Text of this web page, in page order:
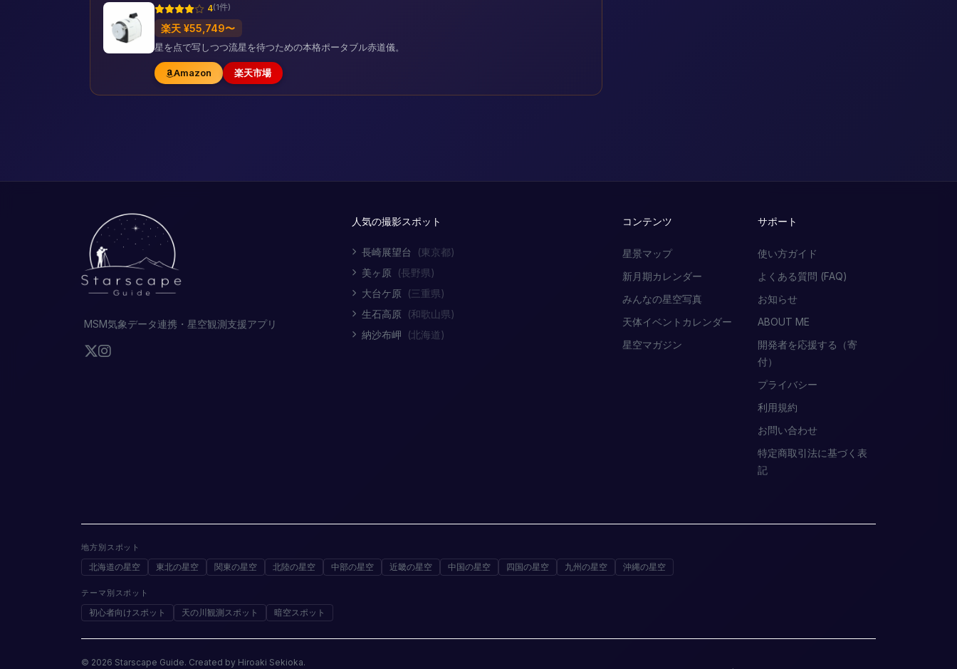
4(1件)
楽天 ¥55,749〜
星を点で写しつつ流星を待つための本格ポータブル赤道儀。
Amazon 楽天市場
MSM気象データ連携・星空観測支援アプリ
人気の撮影スポット
長崎展望台
(東京都)
美ヶ原 (長野県)
大台ケ原 (三重県)
生石高原 (和歌山県)
納沙布岬
(北海道)
コンテンツ
星景マップ
新月期カレンダー
みんなの星空写真
天体イベントカレンダー
星空マガジン
サポート
使い方ガイド
よくある質問 (FAQ)
お知らせ
ABOUT ME
開発者を応援する（寄
付）
プライバシー
利用規約
お問い合わせ
特定商取引法に基づく表
記
地方別スポット
北海道の星空 東北の星空 関東の星空 北陸の星空 中部の星空 近畿の星空 中国の星空 四国の星空 九州の星空 沖縄の星空
テーマ別スポット
初心者向けスポット 天の川観測スポット 暗空スポット
© 2026 Starscape Guide. Created by Hiroaki Sekioka.